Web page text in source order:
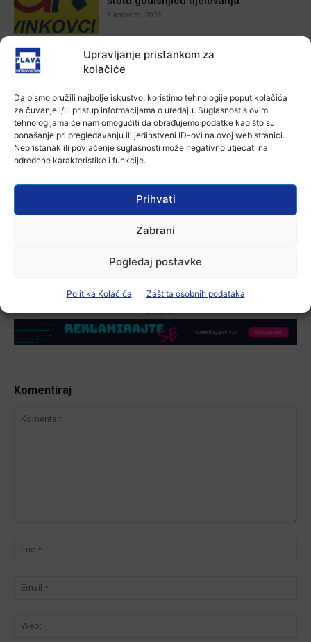
Upravljanje pristankom za
kolačiće
Da bismo pružili najbolje iskustvo, koristimo tehnologije poput kolačića
za čuvanje i/ili pristup informacijama o uređaju. Suglasnost s ovim
tehnologijama će nam omogućiti da obrađujemo podatke kao što su
ponašanje pri pregledavanju ili jedinstveni ID-ovi na ovoj web stranici.
Nepristanak ili povlačenje suglasnosti može negativno utjecati na
određene karakteristike i funkcije.
Prihvati
Zabrani
Pogledaj postavke
Politika Kolačića Zaštita osobnih podataka
7 kolovoza, 2026
Aktualno
Za dva tjedna započinje još jedna
Aktualno
U Županji održana Ljetna škola magije
7 kolovoza, 2026
plovidba na Dunavu
-Marketing-
Komentiraj